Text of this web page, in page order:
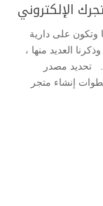
الإلكتروني
وتكون على دارية
العديد منها ،
تحديد مصدر
إنشاء متجر